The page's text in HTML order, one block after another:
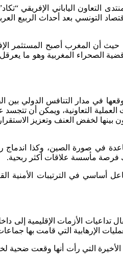
التونسي بعد أحداث الربيع
أن المغرب أصبح المستثمر
الصحراء المغربية وهو ما
في مدار التنافس الدولي بين
العملية التعاونية، ويمكن أن تتجسد
بينها لخفض العنف وتعزيز
في صورة الصين، وكذا
فرصة مأسسة علاقات أكثر ربحية.
أساسي في الترتيبات الأمنية
تداعيات الأزمات الإقليمية إلى
الإرهابية التي قامت بها
التي رأت أنها وقعت ضحية